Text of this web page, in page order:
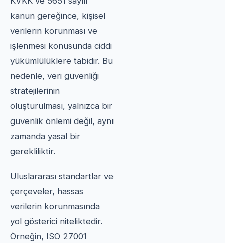
kanun gereğince, kişisel
verilerin korunması ve
işlenmesi konusunda ciddi
yükümlülüklere tabidir. Bu
nedenle, veri güvenliği
stratejilerinin
oluşturulması, yalnızca bir
güvenlik önlemi değil, aynı
zamanda yasal bir
gerekliliktir.
Uluslararası standartlar ve
çerçeveler, hassas
verilerin korunmasında
yol gösterici niteliktedir.
Örneğin, ISO 27001